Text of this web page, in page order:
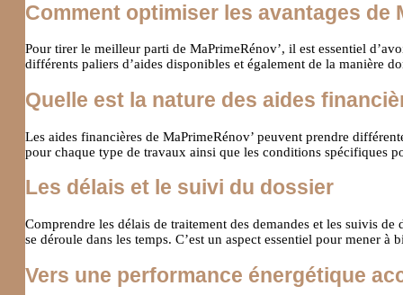
Comment optimiser les avantages de
Pour tirer le meilleur parti de MaPrimeRénov’, il est essentiel
différents paliers d’aides disponibles et également de la manière
Quelle est la nature des aides
Les aides financières de MaPrimeRénov’ peuvent prendre
pour chaque type de travaux ainsi que les conditions spécifiques
Les délais et le suivi du dossier
Comprendre les délais de traitement des demandes et les suivis
se déroule dans les temps. C’est un aspect essentiel pour mener à
Vers une performance énergétique